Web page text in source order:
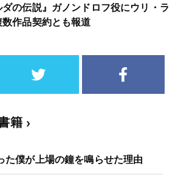
の伝説』ガノンドロフ役にウリ・ラ
数作品契約とも報道
籍
た僕が上場の鐘を鳴らせた理由